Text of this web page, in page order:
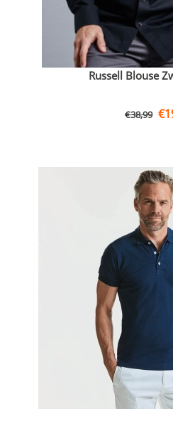
Russell Blouse
€38,99 €